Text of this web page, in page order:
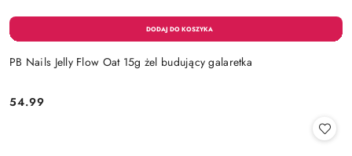
PB Nails Jelly Flow Oat 15g żel budujący galaretka
Cena:
54.99